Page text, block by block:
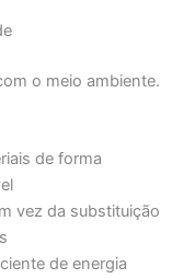
o meio ambiente.
de forma
vez da substituição
de energia